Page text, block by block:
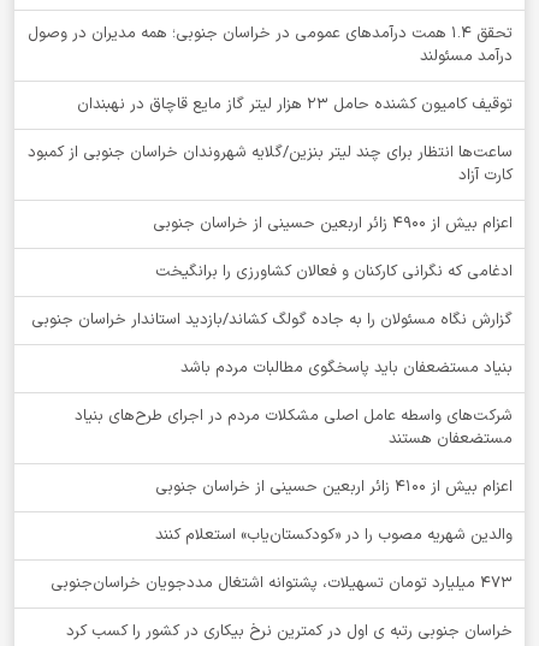
تحقق ۱.۴ همت درآمدهای عمومی در خراسان جنوبی؛ همه مدیران در وصول
درآمد مسئولند
توقيف کامیون کشنده حامل 23 هزار لیتر گاز مایع قاچاق در نهبندان
ساعت‌ها انتظار برای چند لیتر بنزین/گلایه شهروندان خراسان جنوبی از کمبود
کارت آزاد
اعزام بیش از 4900 زائر اربعین حسینی از خراسان جنوبی
ادغامی که نگرانی کارکنان و فعالان کشاورزی را برانگیخت
گزارش نگاه مسئولان را به جاده گولگ کشاند/بازدید استاندار خراسان جنوبی
بنیاد مستضعفان باید پاسخگوی مطالبات مردم باشد
شرکت‌های واسطه عامل اصلی مشکلات مردم در اجرای طرح‌های بنیاد
مستضعفان هستند
اعزام بیش از 4100 زائر اربعین حسینی از خراسان جنوبی
والدین شهریه مصوب را در «کودکستان‌یاب» استعلام کنند
۴۷۳ میلیارد تومان تسهیلات، پشتوانه اشتغال مددجویان خراسان‌جنوبی
خراسان جنوبی رتبه ی اول در کمترین نرخ بیکاری در کشور را کسب کرد